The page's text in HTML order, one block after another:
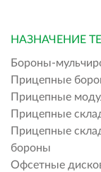
НАЗНАЧЕНИЕ
Бороны-
Прицепные
Прицепные
Прицепные
Прицепные
бороны
Офсетные